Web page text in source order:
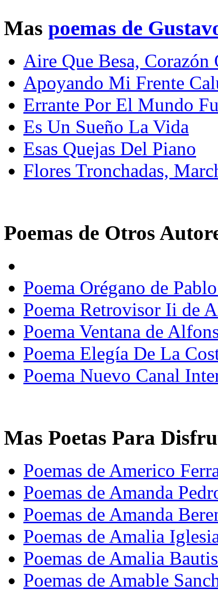
Mas poemas de
Aire Que Besa, Corazón
Apoyando Mi Frente
Errante Por El Mundo
Es Un Sueño La Vida
Esas Quejas Del Piano
Flores Tronchadas,
Poemas de Otros
Poema Orégano de
Poema Retrovisor Ii de
Poema Ventana de
Poema Elegía De La
Poema Nuevo Canal
Mas Poetas Para
Poemas de Americo
Poemas de Amanda
Poemas de Amanda
Poemas de Amalia
Poemas de Amalia
Poemas de Amable